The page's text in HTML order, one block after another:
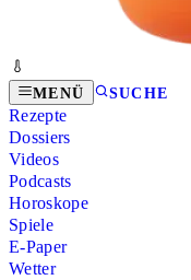
MENÜ SUCHE
Rezepte
Dossiers
Videos
Podcasts
Horoskope
Spiele
E-Paper
Wetter